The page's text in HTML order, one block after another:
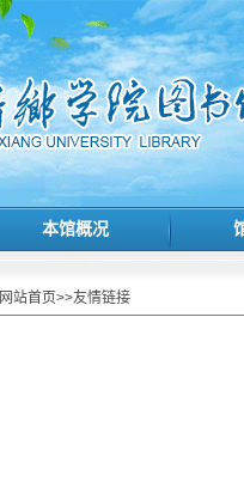
本馆概况
网站首页>>友情链接